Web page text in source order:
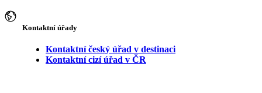
Kontaktní úřady
Kontaktní český úřad v destinaci
Kontaktní cizí úřad v ČR